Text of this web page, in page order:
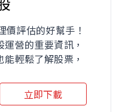
價評估的好幫手！
營的重要資訊，
輕鬆了解股票，
立即下載